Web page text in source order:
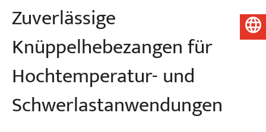
Zuverlässige
Knüppelhebezangen für
Hochtemperatur- und
Schwerlastanwendungen
Deutsch